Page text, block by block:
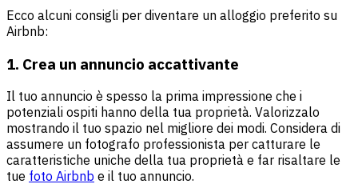
Ecco alcuni consigli per diventare un alloggio preferito su
Airbnb:
1. Crea un annuncio accattivante
Il tuo annuncio è spesso la prima impressione che i
potenziali ospiti hanno della tua proprietà. Valorizzalo
mostrando il tuo spazio nel migliore dei modi. Considera di
assumere un fotografo professionista per catturare le
caratteristiche uniche della tua proprietà e far risaltare le
tue foto Airbnb e il tuo annuncio.